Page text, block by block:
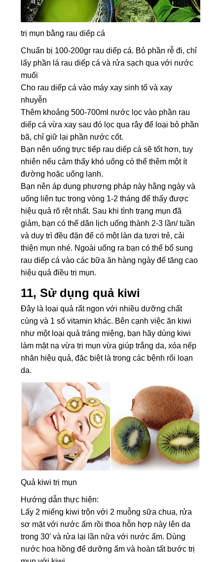
trị mụn bằng rau diếp cá
Chuẩn bị 100-200gr rau diếp cá. Bỏ phần rễ đi, chỉ
lấy phần lá rau diếp cá và rửa sạch qua với nước
muối
Cho rau diếp cá vào máy xay sinh tố và xay
nhuyễn
Thêm khoảng 500-700ml nước lọc vào phần rau
diếp cá vừa xay sau đó lọc qua rây để loại bỏ phần
bã, chỉ giữ lại phần nước cốt.
Bạn nên uống trực tiếp rau diếp cá sẽ tốt hơn, tuy
nhiên nếu cảm thấy khó uống có thể thêm một ít
đường hoặc uống lạnh.
Bạn nên áp dụng phương pháp này hằng ngày và
uống liên tục trong vòng 1-2 tháng để thấy được
hiệu quả rõ rệt nhất. Sau khi tình trạng mụn đã
giảm, bạn có thể dãn lịch uống thành 2-3 lần/ tuần
và duy trì đều đặn để có một làn da tươi trẻ, cải
thiện mụn nhé. Ngoài uống ra bạn có thể bổ sung
rau diếp cá vào các bữa ăn hàng ngày để tăng cao
hiệu quả điều trị mụn.
11, Sử dụng quả kiwi
Đây là loại quả rất ngon với nhiều dưỡng chất
cùng và 1 số vitamin khác. Bên cạnh việc ăn kiwi
như một loại quả tráng miệng, bạn hãy dùng kiwi
làm mặt nạ vừa trị mụn vừa giúp trắng da, xóa nếp
nhăn hiệu quả, đặc biệt là trong các bệnh rối loạn
da.
Quả kiwi trị mụn
Hướng dẫn thực hiện:
Lấy 2 miếng kiwi trộn với 2 muỗng sữa chua, rửa
sơ mặt với nước ấm rồi thoa hỗn hợp này lên da
trong 30′ và rửa lại lần nữa với nước ấm. Dùng
nước hoa hồng để dưỡng ẩm và hoàn tất bước trị